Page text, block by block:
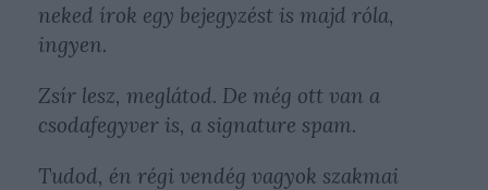
neked írok egy bejegyzést is majd róla,
ingyen.
Zsír lesz, meglátod. De még ott van a
csodafegyver is, a signature spam.
Tudod, én régi vendég vagyok szakmai